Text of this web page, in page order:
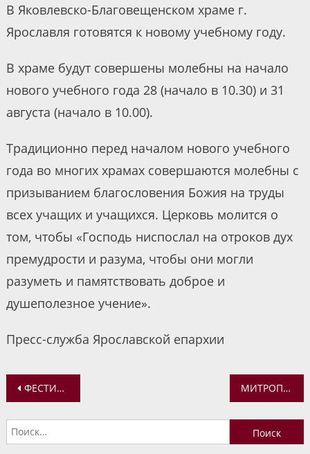
В Яковлевско-Благовещенском храме г.
Ярославля готовятся к новому учебному году.
В храме будут совершены молебны на начало
нового учебного года 28 (начало в 10.30) и 31
августа (начало в 10.00).
Традиционно перед началом нового учебного
года во многих храмах совершаются молебны с
призыванием благословения Божия на труды
всех учащих и учащихся. Церковь молится о
том, чтобы «Господь ниспослал на отроков дух
премудрости и разума, чтобы они могли
разуметь и памятствовать доброе и
душеполезное учение».
Пресс-служба Ярославской епархии
Навигация
по
записям
ФЕСТИВАЛЬ ИСКУССТВ «ПРЕОБРАЖЕНИЕ» МИТРОПОЛИТ ТАЛЛИНСКИЙ ЕВГЕНИЙ ПРИЗВАЛ ВЕРУЮЩИХ УСИЛИТЬ МОЛИТВЫ В СВЯЗИ С МНОГОЧИСЛЕННЫМИ НАПАДКАМИ НА ЭСТОНСКУЮ ЦЕРКОВЬ В СМИ
Найти: